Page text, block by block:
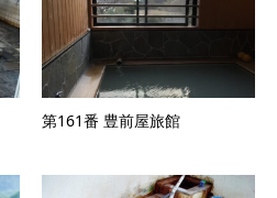
第161番 豊前屋旅館